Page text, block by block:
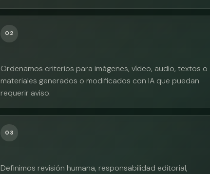
02
Ordenamos criterios para imágenes, vídeo, audio, textos o
materiales generados o modificados con IA que puedan
requerir aviso.
03
Definimos revisión humana, responsabilidad editorial,